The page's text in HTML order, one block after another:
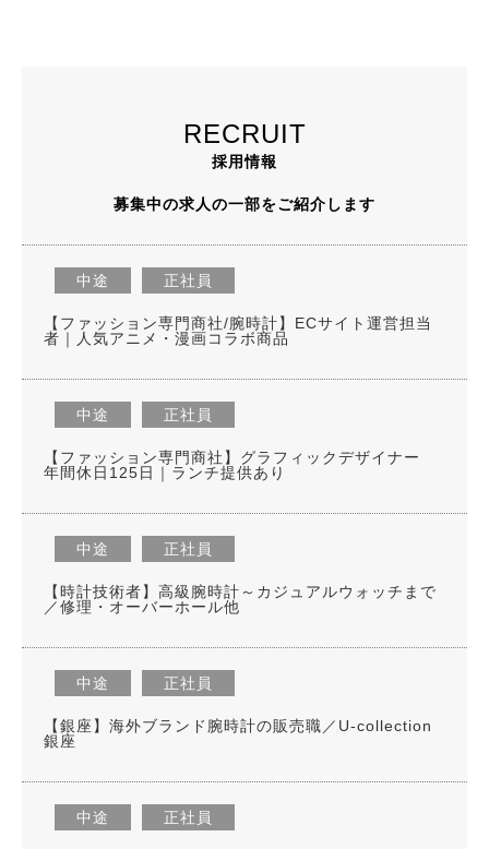
RECRUIT
採用情報
募集中の求人の一部をご紹介します
中途 正社員
【ファッション専門商社/腕時計】ECサイト運営担当
者｜人気アニメ・漫画コラボ商品
中途 正社員
【ファッション専門商社】グラフィックデザイナー
年間休日125日｜ランチ提供あり
中途 正社員
【時計技術者】高級腕時計～カジュアルウォッチまで
／修理・オーバーホール他
中途 正社員
【銀座】海外ブランド腕時計の販売職／U-collection
銀座
中途 正社員